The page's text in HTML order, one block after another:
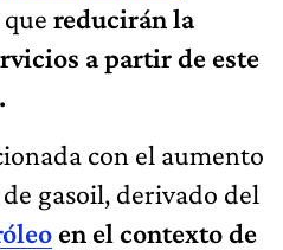
reducirán la
a partir de este
con el aumento
gasoil, derivado del
en el contexto de